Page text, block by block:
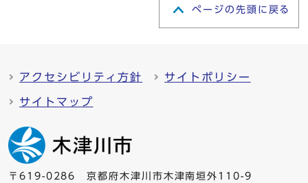
ページの先頭に戻る
アクセシビリティ方針 サイトポリシー
サイトマップ
〒619-0286 京都府木津川市木津南垣外110-9